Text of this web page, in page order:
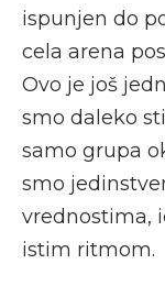
ispunjen do
cela arena
Ovo je još
smo daleko
samo grupa
smo
vrednostima,
istim ritmom.